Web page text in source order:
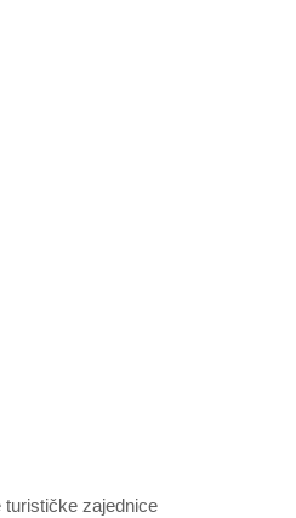
zajednice